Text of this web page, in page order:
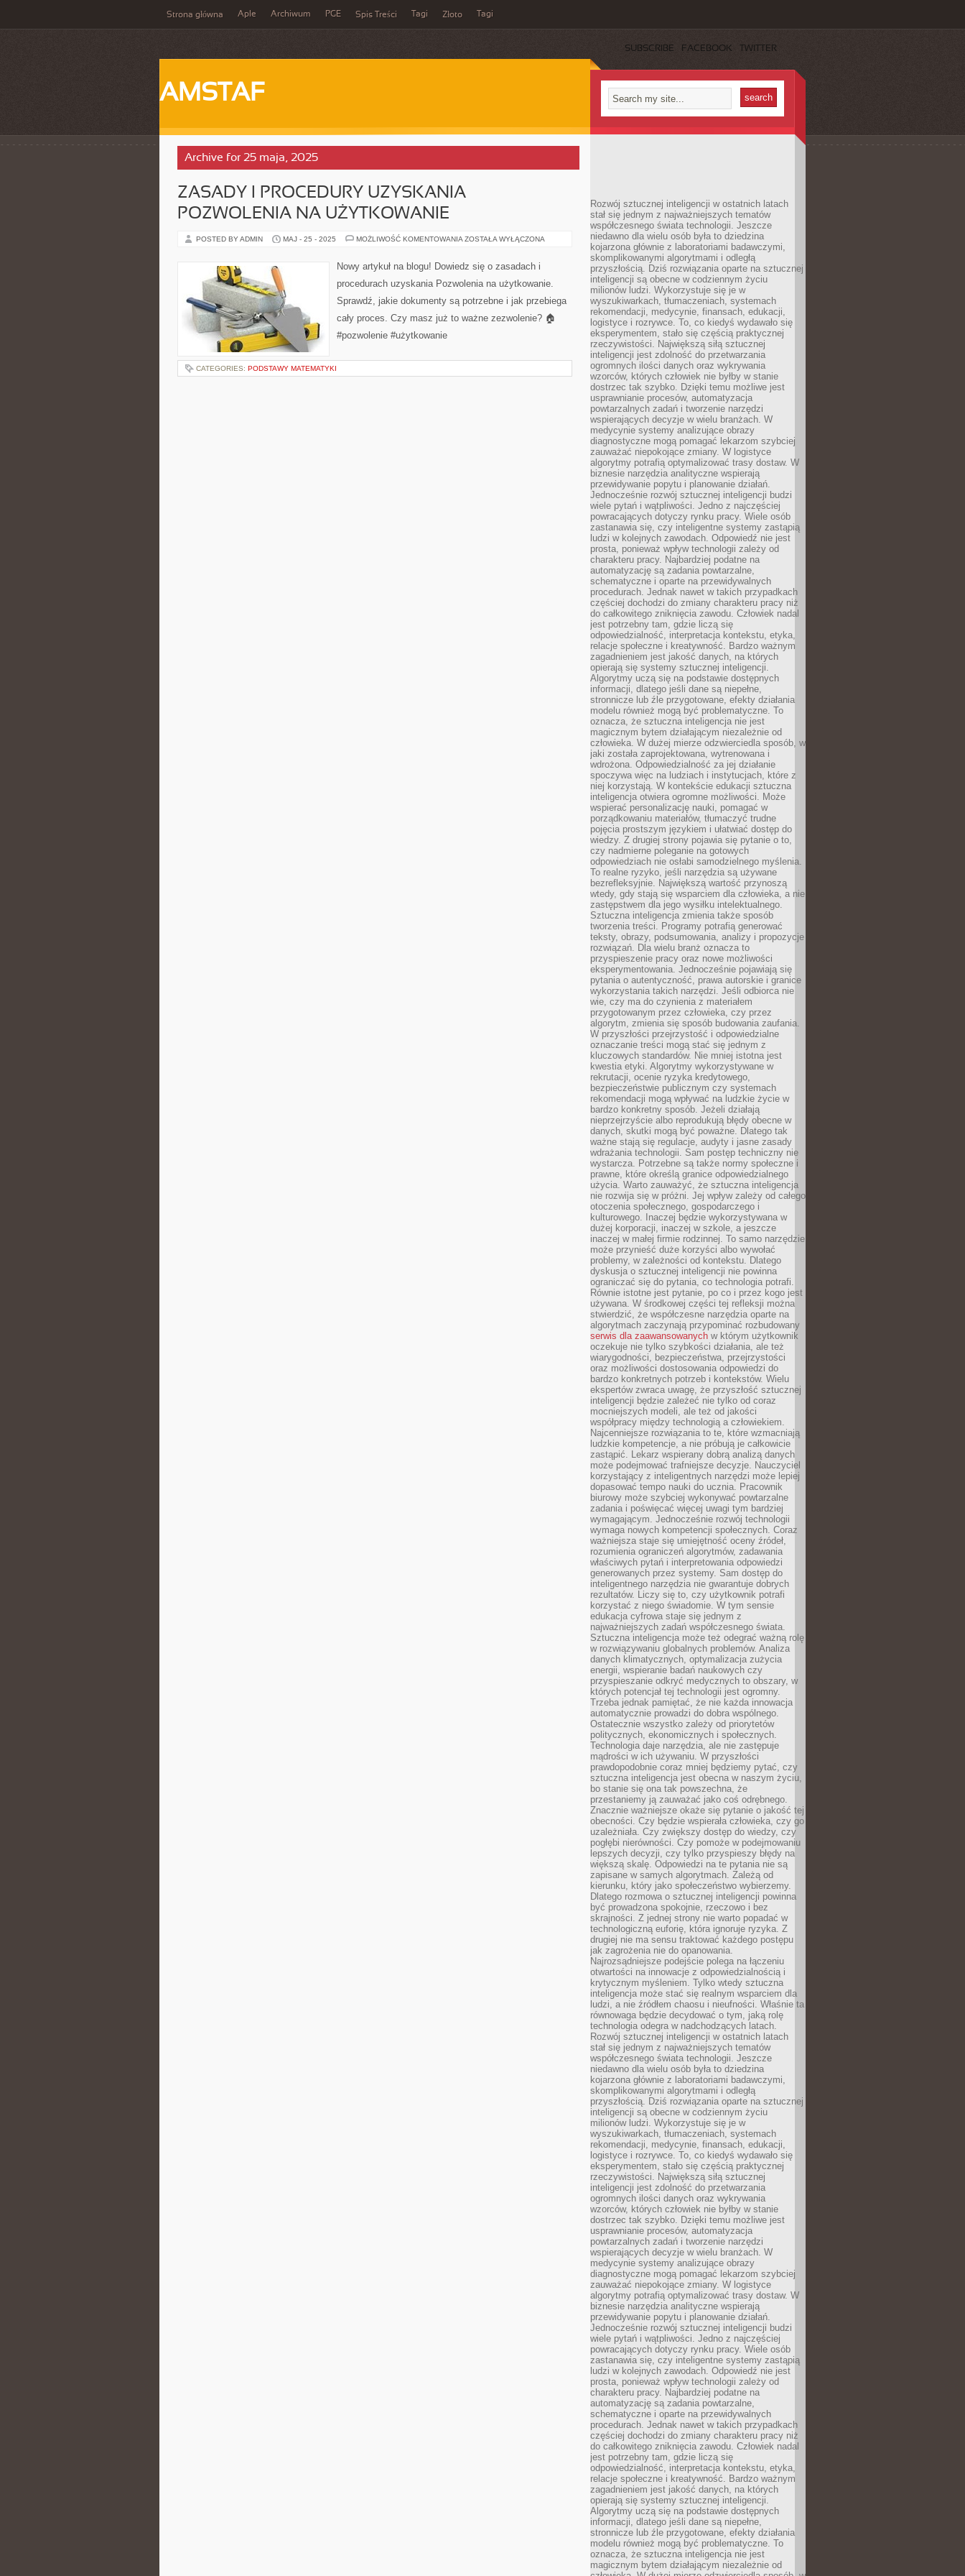
Strona główna Aple Archiwum PGE Spis Treści Tagi Złoto Tagi
SUBSCRIBE FACEBOOK TWITTER
AMSTAF
Archive for 25 maja, 2025
ZASADY I PROCEDURY UZYSKANIA
POZWOLENIA NA UŻYTKOWANIE
POSTED BY ADMIN MAJ - 25 - 2025 MOŻLIWOŚĆ KOMENTOWANIA ZASADY
UZYSKANIA
POZWOLENIA
UŻYTKOWANIE
ZOSTAŁA WYŁĄCZONA
Nowy artykuł na blogu! Dowiedz się o zasadach i
procedurach uzyskania Pozwolenia na użytkowanie.
Sprawdź, jakie dokumenty są potrzebne i jak przebiega
cały proces. Czy masz już to ważne zezwolenie? 🏠
#pozwolenie #użytkowanie
CATEGORIES: PODSTAWY MATEMATYKI
Rozwój sztucznej inteligencji w ostatnich latach
stał się jednym z najważniejszych tematów
współczesnego świata technologii. Jeszcze
niedawno dla wielu osób była to dziedzina
kojarzona głównie z laboratoriami badawczymi,
skomplikowanymi algorytmami i odległą
przyszłością. Dziś rozwiązania oparte na sztucznej
inteligencji są obecne w codziennym życiu
milionów ludzi. Wykorzystuje się je w
wyszukiwarkach, tłumaczeniach, systemach
rekomendacji, medycynie, finansach, edukacji,
logistyce i rozrywce. To, co kiedyś wydawało się
eksperymentem, stało się częścią praktycznej
rzeczywistości. Największą siłą sztucznej
inteligencji jest zdolność do przetwarzania
ogromnych ilości danych oraz wykrywania
wzorców, których człowiek nie byłby w stanie
dostrzec tak szybko. Dzięki temu możliwe jest
usprawnianie procesów, automatyzacja
powtarzalnych zadań i tworzenie narzędzi
wspierających decyzje w wielu branżach. W
medycynie systemy analizujące obrazy
diagnostyczne mogą pomagać lekarzom szybciej
zauważać niepokojące zmiany. W logistyce
algorytmy potrafią optymalizować trasy dostaw. W
biznesie narzędzia analityczne wspierają
przewidywanie popytu i planowanie działań.
Jednocześnie rozwój sztucznej inteligencji budzi
wiele pytań i wątpliwości. Jedno z najczęściej
powracających dotyczy rynku pracy. Wiele osób
zastanawia się, czy inteligentne systemy zastąpią
ludzi w kolejnych zawodach. Odpowiedź nie jest
prosta, ponieważ wpływ technologii zależy od
charakteru pracy. Najbardziej podatne na
automatyzację są zadania powtarzalne,
schematyczne i oparte na przewidywalnych
procedurach. Jednak nawet w takich przypadkach
częściej dochodzi do zmiany charakteru pracy niż
do całkowitego zniknięcia zawodu. Człowiek nadal
jest potrzebny tam, gdzie liczą się
odpowiedzialność, interpretacja kontekstu, etyka,
relacje społeczne i kreatywność. Bardzo ważnym
zagadnieniem jest jakość danych, na których
opierają się systemy sztucznej inteligencji.
Algorytmy uczą się na podstawie dostępnych
informacji, dlatego jeśli dane są niepełne,
stronnicze lub źle przygotowane, efekty działania
modelu również mogą być problematyczne. To
oznacza, że sztuczna inteligencja nie jest
magicznym bytem działającym niezależnie od
człowieka. W dużej mierze odzwierciedla sposób, w
jaki została zaprojektowana, wytrenowana i
wdrożona. Odpowiedzialność za jej działanie
spoczywa więc na ludziach i instytucjach, które z
niej korzystają. W kontekście edukacji sztuczna
inteligencja otwiera ogromne możliwości. Może
wspierać personalizację nauki, pomagać w
porządkowaniu materiałów, tłumaczyć trudne
pojęcia prostszym językiem i ułatwiać dostęp do
wiedzy. Z drugiej strony pojawia się pytanie o to,
czy nadmierne poleganie na gotowych
odpowiedziach nie osłabi samodzielnego myślenia.
To realne ryzyko, jeśli narzędzia są używane
bezrefleksyjnie. Największą wartość przynoszą
wtedy, gdy stają się wsparciem dla człowieka, a nie
zastępstwem dla jego wysiłku intelektualnego.
Sztuczna inteligencja zmienia także sposób
tworzenia treści. Programy potrafią generować
teksty, obrazy, podsumowania, analizy i propozycje
rozwiązań. Dla wielu branż oznacza to
przyspieszenie pracy oraz nowe możliwości
eksperymentowania. Jednocześnie pojawiają się
pytania o autentyczność, prawa autorskie i granice
wykorzystania takich narzędzi. Jeśli odbiorca nie
wie, czy ma do czynienia z materiałem
przygotowanym przez człowieka, czy przez
algorytm, zmienia się sposób budowania zaufania.
W przyszłości przejrzystość i odpowiedzialne
oznaczanie treści mogą stać się jednym z
kluczowych standardów. Nie mniej istotna jest
kwestia etyki. Algorytmy wykorzystywane w
rekrutacji, ocenie ryzyka kredytowego,
bezpieczeństwie publicznym czy systemach
rekomendacji mogą wpływać na ludzkie życie w
bardzo konkretny sposób. Jeżeli działają
nieprzejrzyście albo reprodukują błędy obecne w
danych, skutki mogą być poważne. Dlatego tak
ważne stają się regulacje, audyty i jasne zasady
wdrażania technologii. Sam postęp techniczny nie
wystarcza. Potrzebne są także normy społeczne i
prawne, które określą granice odpowiedzialnego
użycia. Warto zauważyć, że sztuczna inteligencja
nie rozwija się w próżni. Jej wpływ zależy od całego
otoczenia społecznego, gospodarczego i
kulturowego. Inaczej będzie wykorzystywana w
dużej korporacji, inaczej w szkole, a jeszcze
inaczej w małej firmie rodzinnej. To samo narzędzie
może przynieść duże korzyści albo wywołać
problemy, w zależności od kontekstu. Dlatego
dyskusja o sztucznej inteligencji nie powinna
ograniczać się do pytania, co technologia potrafi.
Równie istotne jest pytanie, po co i przez kogo jest
używana. W środkowej części tej refleksji można
stwierdzić, że współczesne narzędzia oparte na
algorytmach zaczynają przypominać rozbudowany
serwis dla zaawansowanych w którym użytkownik
oczekuje nie tylko szybkości działania, ale też
wiarygodności, bezpieczeństwa, przejrzystości
oraz możliwości dostosowania odpowiedzi do
bardzo konkretnych potrzeb i kontekstów. Wielu
ekspertów zwraca uwagę, że przyszłość sztucznej
inteligencji będzie zależeć nie tylko od coraz
mocniejszych modeli, ale też od jakości
współpracy między technologią a człowiekiem.
Najcenniejsze rozwiązania to te, które wzmacniają
ludzkie kompetencje, a nie próbują je całkowicie
zastąpić. Lekarz wspierany dobrą analizą danych
może podejmować trafniejsze decyzje. Nauczyciel
korzystający z inteligentnych narzędzi może lepiej
dopasować tempo nauki do ucznia. Pracownik
biurowy może szybciej wykonywać powtarzalne
zadania i poświęcać więcej uwagi tym bardziej
wymagającym. Jednocześnie rozwój technologii
wymaga nowych kompetencji społecznych. Coraz
ważniejsza staje się umiejętność oceny źródeł,
rozumienia ograniczeń algorytmów, zadawania
właściwych pytań i interpretowania odpowiedzi
generowanych przez systemy. Sam dostęp do
inteligentnego narzędzia nie gwarantuje dobrych
rezultatów. Liczy się to, czy użytkownik potrafi
korzystać z niego świadomie. W tym sensie
edukacja cyfrowa staje się jednym z
najważniejszych zadań współczesnego świata.
Sztuczna inteligencja może też odegrać ważną rolę
w rozwiązywaniu globalnych problemów. Analiza
danych klimatycznych, optymalizacja zużycia
energii, wspieranie badań naukowych czy
przyspieszanie odkryć medycznych to obszary, w
których potencjał tej technologii jest ogromny.
Trzeba jednak pamiętać, że nie każda innowacja
automatycznie prowadzi do dobra wspólnego.
Ostatecznie wszystko zależy od priorytetów
politycznych, ekonomicznych i społecznych.
Technologia daje narzędzia, ale nie zastępuje
mądrości w ich używaniu. W przyszłości
prawdopodobnie coraz mniej będziemy pytać, czy
sztuczna inteligencja jest obecna w naszym życiu,
bo stanie się ona tak powszechna, że
przestaniemy ją zauważać jako coś odrębnego.
Znacznie ważniejsze okaże się pytanie o jakość tej
obecności. Czy będzie wspierała człowieka, czy go
uzależniała. Czy zwiększy dostęp do wiedzy, czy
pogłębi nierówności. Czy pomoże w podejmowaniu
lepszych decyzji, czy tylko przyspieszy błędy na
większą skalę. Odpowiedzi na te pytania nie są
zapisane w samych algorytmach. Zależą od
kierunku, który jako społeczeństwo wybierzemy.
Dlatego rozmowa o sztucznej inteligencji powinna
być prowadzona spokojnie, rzeczowo i bez
skrajności. Z jednej strony nie warto popadać w
technologiczną euforię, która ignoruje ryzyka. Z
drugiej nie ma sensu traktować każdego postępu
jak zagrożenia nie do opanowania.
Najrozsądniejsze podejście polega na łączeniu
otwartości na innowacje z odpowiedzialnością i
krytycznym myśleniem. Tylko wtedy sztuczna
inteligencja może stać się realnym wsparciem dla
ludzi, a nie źródłem chaosu i nieufności. Właśnie ta
równowaga będzie decydować o tym, jaką rolę
technologia odegra w nadchodzących latach.
Rozwój sztucznej inteligencji w ostatnich latach
stał się jednym z najważniejszych tematów
współczesnego świata technologii. Jeszcze
niedawno dla wielu osób była to dziedzina
kojarzona głównie z laboratoriami badawczymi,
skomplikowanymi algorytmami i odległą
przyszłością. Dziś rozwiązania oparte na sztucznej
inteligencji są obecne w codziennym życiu
milionów ludzi. Wykorzystuje się je w
wyszukiwarkach, tłumaczeniach, systemach
rekomendacji, medycynie, finansach, edukacji,
logistyce i rozrywce. To, co kiedyś wydawało się
eksperymentem, stało się częścią praktycznej
rzeczywistości. Największą siłą sztucznej
inteligencji jest zdolność do przetwarzania
ogromnych ilości danych oraz wykrywania
wzorców, których człowiek nie byłby w stanie
dostrzec tak szybko. Dzięki temu możliwe jest
usprawnianie procesów, automatyzacja
powtarzalnych zadań i tworzenie narzędzi
wspierających decyzje w wielu branżach. W
medycynie systemy analizujące obrazy
diagnostyczne mogą pomagać lekarzom szybciej
zauważać niepokojące zmiany. W logistyce
algorytmy potrafią optymalizować trasy dostaw. W
biznesie narzędzia analityczne wspierają
przewidywanie popytu i planowanie działań.
Jednocześnie rozwój sztucznej inteligencji budzi
wiele pytań i wątpliwości. Jedno z najczęściej
powracających dotyczy rynku pracy. Wiele osób
zastanawia się, czy inteligentne systemy zastąpią
ludzi w kolejnych zawodach. Odpowiedź nie jest
prosta, ponieważ wpływ technologii zależy od
charakteru pracy. Najbardziej podatne na
automatyzację są zadania powtarzalne,
schematyczne i oparte na przewidywalnych
procedurach. Jednak nawet w takich przypadkach
częściej dochodzi do zmiany charakteru pracy niż
do całkowitego zniknięcia zawodu. Człowiek nadal
jest potrzebny tam, gdzie liczą się
odpowiedzialność, interpretacja kontekstu, etyka,
relacje społeczne i kreatywność. Bardzo ważnym
zagadnieniem jest jakość danych, na których
opierają się systemy sztucznej inteligencji.
Algorytmy uczą się na podstawie dostępnych
informacji, dlatego jeśli dane są niepełne,
stronnicze lub źle przygotowane, efekty działania
modelu również mogą być problematyczne. To
oznacza, że sztuczna inteligencja nie jest
magicznym bytem działającym niezależnie od